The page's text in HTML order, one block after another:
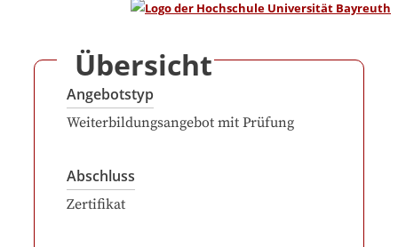
Übersicht
Angebotstyp
Weiterbildungsangebot mit Prüfung
Abschluss
Zertifikat